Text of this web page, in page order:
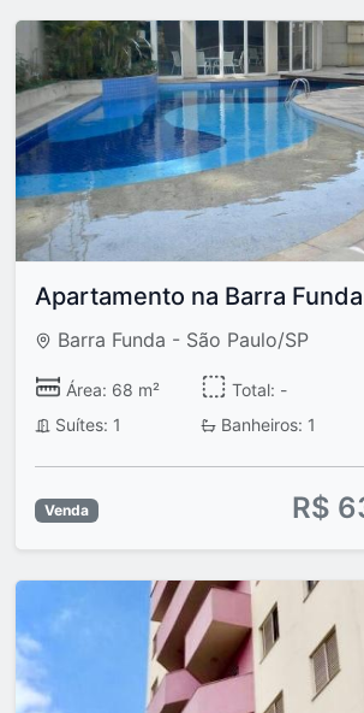
Apartamento na Barra
Barra Funda - São Paulo/SP
Área: 68 m² Total: -
Suítes: 1
Banheiros: 1
Venda R$